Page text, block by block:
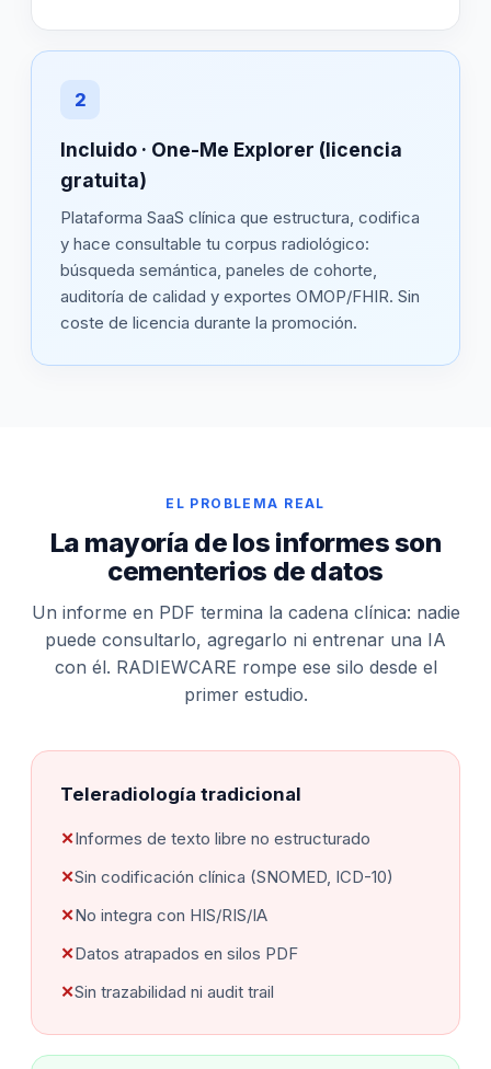
2
Incluido · One-Me Explorer (licencia
gratuita)
Plataforma SaaS clínica que estructura, codifica
y hace consultable tu corpus radiológico:
búsqueda semántica, paneles de cohorte,
auditoría de calidad y exportes OMOP/FHIR. Sin
coste de licencia durante la promoción.
EL PROBLEMA REAL
La mayoría de los informes son
cementerios de datos
Un informe en PDF termina la cadena clínica: nadie
puede consultarlo, agregarlo ni entrenar una IA
con él. RADIEWCARE rompe ese silo desde el
primer estudio.
Teleradiología tradicional
Informes de texto libre no estructurado
Sin codificación clínica (SNOMED, ICD-10)
No integra con HIS/RIS/IA
Datos atrapados en silos PDF
Sin trazabilidad ni audit trail